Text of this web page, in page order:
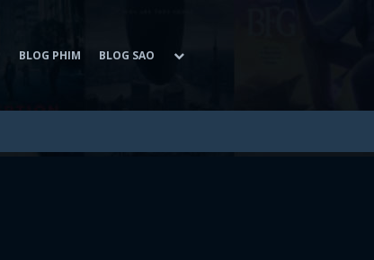
BLOG PHIM BLOG SAO